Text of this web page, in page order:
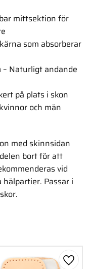
mittsektion för
som absorberar
– Naturligt andande
på plats i skon
och män
med skinnsidan
bort för att
vid
Passar i
Lägg